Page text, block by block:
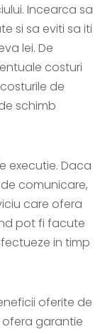
Incearca sa
si sa eviti sa iti
lei. De
costuri
de
schimb
executie. Daca
comunicare,
care ofera
pot fi facute
in timp
oferite de
ofera garantie